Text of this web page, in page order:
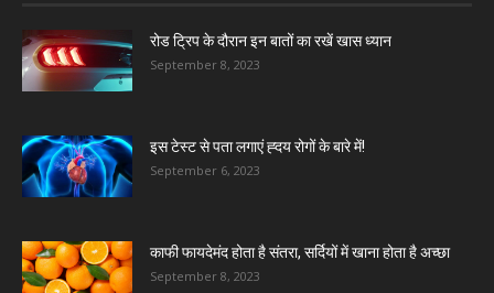
रोड ट्रिप के दौरान इन बातों का रखें खास ध्यान
September 8, 2023
इस टेस्ट से पता लगाएं ह्दय रोगों के बारे में!
September 6, 2023
काफी फायदेमंद होता है संतरा, सर्दियों में खाना होता है अच्छा
September 8, 2023